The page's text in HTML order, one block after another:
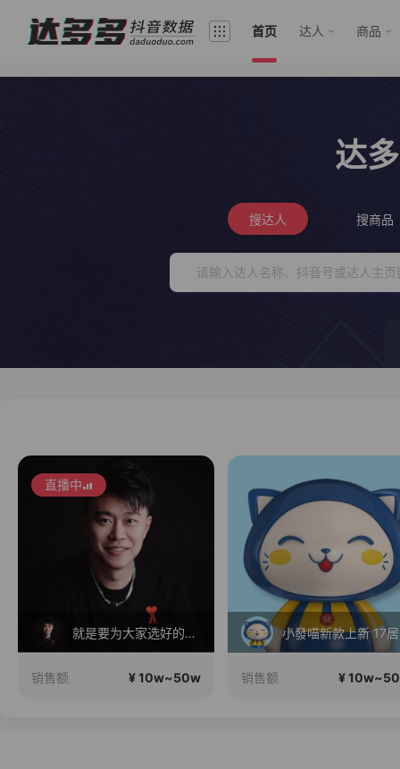
首页 达人 商品
达
搜达人 搜商品
直播中
就是要为大家选好的产品！做好的价格，不随波逐流！加油！
销售额 ¥ 10w~50w 销售额 ¥